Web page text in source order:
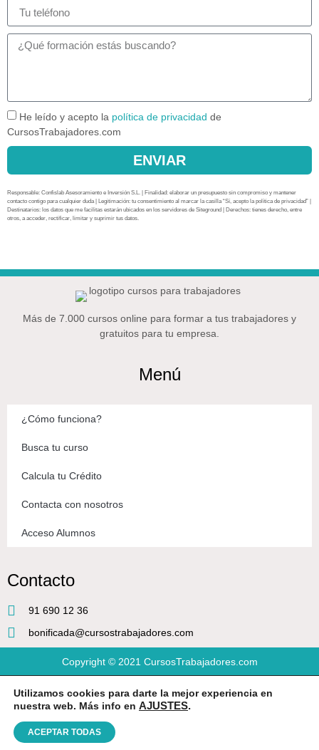
He leído y acepto la política de privacidad de
CursosTrabajadores.com
ENVIAR
Responsable: Confislab Asesoramiento e Inversión S.L. | Finalidad: elaborar un presupuesto sin compromiso y mantener
contacto contigo para cualquier duda | Legitimación: tu consentimiento al marcar la casilla “Sí, acepto la política de privacidad” |
Destinatarios: los datos que me facilitas estarán ubicados en los servidores de Siteground | Derechos: tienes derecho, entre
otros, a acceder, rectificar, limitar y suprimir tus datos.
Más de 7.000 cursos online para formar a tus trabajadores y
gratuitos para tu empresa.
Menú
¿Cómo funciona?
Busca tu curso
Calcula tu Crédito
Contacta con nosotros
Acceso Alumnos
Contacto
91 690 12 36
bonificada@cursostrabajadores.com
Copyright © 2021 CursosTrabajadores.com
Aviso Legal |Política de Privacidad| Condiciones de compra
Diseño web
Utilizamos cookies para darte la mejor experiencia en
nuestra web. Más info en AJUSTES.
ACEPTAR TODAS